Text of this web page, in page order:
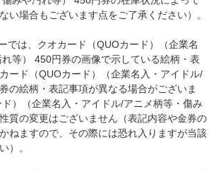
い場合もございます点をご了承ください）。
は、クオカード（QUOカード）（企業名
等） 450円券の画像で示している絵柄・表
ード（QUOカード）（企業名入・アイドル/
の絵柄・表記事項が異なる場合がございま
）（企業名入・アイドル/アニメ柄等・傷み
質の変更はございません（表記内容や金券の
ねますので、その際には恐れ入りますが当該
）。